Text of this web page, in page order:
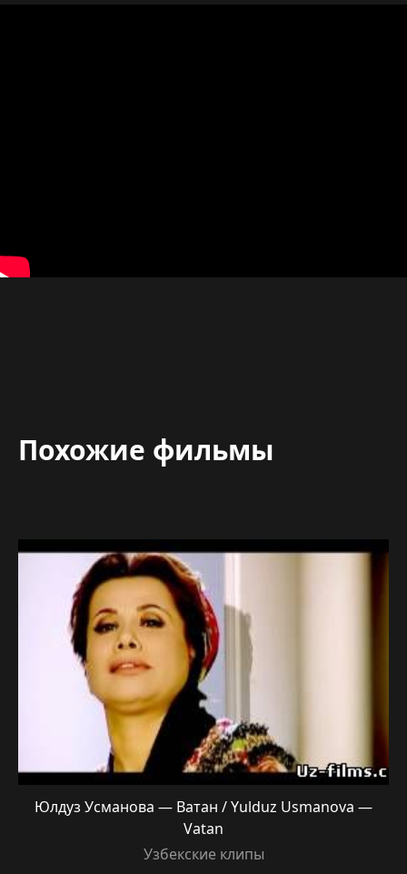
Похожие фильмы
Юлдуз Усманова — Ватан / Yulduz Usmanova —
Vatan
Узбекские клипы